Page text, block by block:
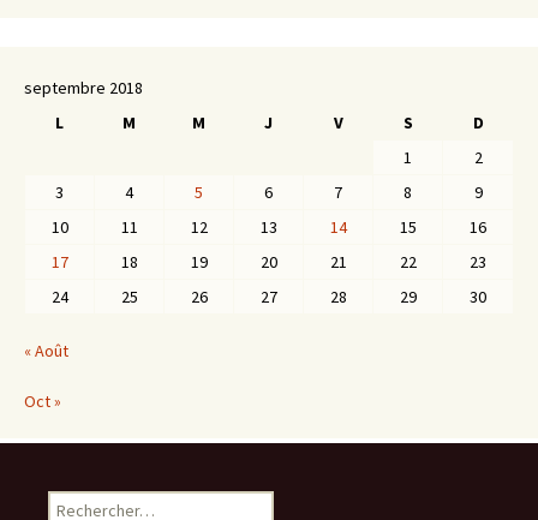
septembre 2018
L
M M J V S
D
1
2
3
4 5 6 7 8
9
10
11 12 13 14 15
16
17
18 19 20 21 22
23
24
25 26 27 28 29 30
« Août
Oct »
Rechercher :